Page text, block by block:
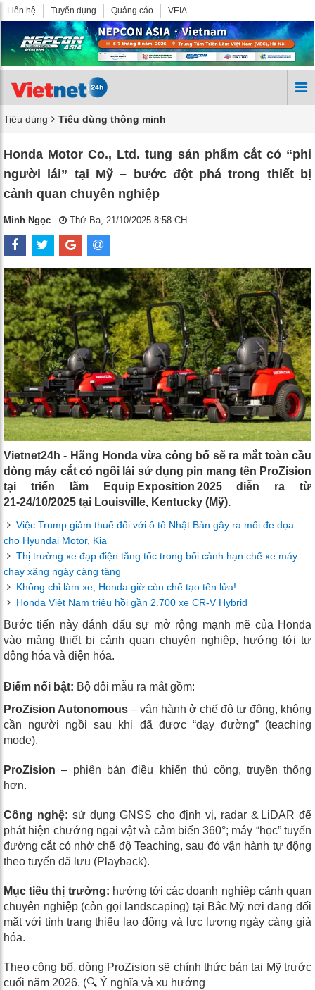
Liên hệ Tuyển dụng Quảng cáo VEIA
Tiêu dùng Tiêu dùng thông minh
Honda Motor Co., Ltd. tung sản phẩm cắt cỏ “phi
người lái” tại Mỹ – bước đột phá trong thiết bị
cảnh quan chuyên nghiệp
Minh Ngọc - Thứ Ba, 21/10/2025 8:58 CH
Vietnet24h - Hãng Honda vừa công bố sẽ ra mắt toàn cầu
dòng máy cắt cỏ ngồi lái sử dụng pin mang tên ProZision
tại triển lãm Equip Exposition 2025 diễn ra từ
21‑24/10/2025 tại Louisville, Kentucky (Mỹ).
Việc Trump giảm thuế đối với ô tô Nhật Bản gây ra mối đe dọa
cho Hyundai Motor, Kia
Thị trường xe đạp điện tăng tốc trong bối cảnh hạn chế xe máy
chạy xăng ngày càng tăng
Không chỉ làm xe, Honda giờ còn chế tạo tên lửa!
Honda Việt Nam triệu hồi gần 2.700 xe CR-V Hybrid
Bước tiến này đánh dấu sự mở rộng mạnh mẽ của Honda
vào mảng thiết bị cảnh quan chuyên nghiệp, hướng tới tự
động hóa và điện hóa.
Điểm nổi bật: Bộ đôi mẫu ra mắt gồm:
ProZision Autonomous – vận hành ở chế độ tự động, không
cần người ngồi sau khi đã được “dạy đường” (teaching
mode).
ProZision – phiên bản điều khiển thủ công, truyền thống
hơn.
Công nghệ: sử dụng GNSS cho định vị, radar & LiDAR để
phát hiện chướng ngại vật và cảm biến 360°; máy “học” tuyến
đường cắt cỏ nhờ chế độ Teaching, sau đó vận hành tự động
theo tuyến đã lưu (Playback).
Mục tiêu thị trường: hướng tới các doanh nghiệp cảnh quan
chuyên nghiệp (còn gọi landscaping) tại Bắc Mỹ nơi đang đối
mặt với tình trạng thiếu lao động và lực lượng ngày càng già
hóa.
Theo công bố, dòng ProZision sẽ chính thức bán tại Mỹ trước
cuối năm 2026. (🔍 Ý nghĩa và xu hướng